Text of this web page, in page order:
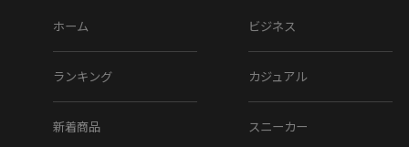
ホーム
ランキング
新着商品
ビジネス
カジュアル
スニーカー